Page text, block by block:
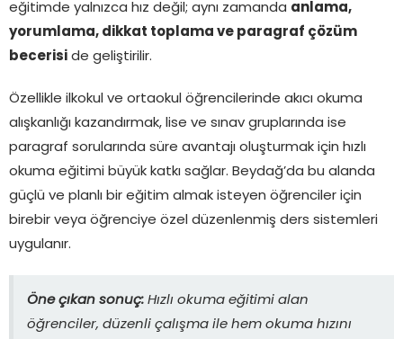
eğitimde yalnızca hız değil; aynı zamanda anlama,
yorumlama, dikkat toplama ve paragraf çözüm
becerisi de geliştirilir.
Özellikle ilkokul ve ortaokul öğrencilerinde akıcı okuma
alışkanlığı kazandırmak, lise ve sınav gruplarında ise
paragraf sorularında süre avantajı oluşturmak için hızlı
okuma eğitimi büyük katkı sağlar. Beydağ’da bu alanda
güçlü ve planlı bir eğitim almak isteyen öğrenciler için
birebir veya öğrenciye özel düzenlenmiş ders sistemleri
uygulanır.
Öne çıkan sonuç: Hızlı okuma eğitimi alan
öğrenciler, düzenli çalışma ile hem okuma hızını